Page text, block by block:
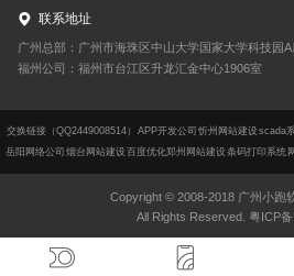
联系地址
广州总部：广州市海珠区中山大学国家大学科技园
福州公司：福州市台江区升龙汇金中心1906室
交换链接（QQ2449008514） APP开发公司 忻州网站建设scada
岳阳网络公司 烟台网站建设百度优化郑州网站建设条码打印系统
Copyright © 2008-2018 广州小跑
All Rights Reserved. 粤ICP